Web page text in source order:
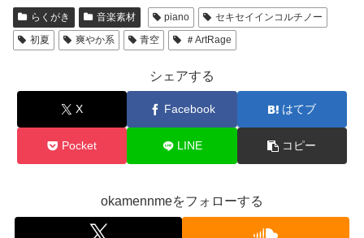
らくがき 音楽素材 piano
セキセイインコルチノー
初夏
爽やか系 青空 ＃ArtRage
シェアする
X Facebook はてブ
Pocket LINE コピー
okamennmeをフォローする